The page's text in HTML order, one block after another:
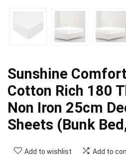
Sunshine
Cotton Rich 180
Non Iron 25cm
Sheets (Bunk
Add to wishlist Add to